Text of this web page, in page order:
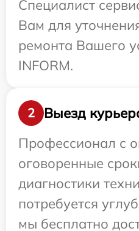
Специалист
Вам для
ремонта Вашего
INFORM.
2
Выезд
Профессионал с
оговоренные
диагностики
потребуется
мы бесплатно